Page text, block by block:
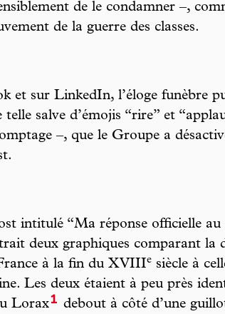
de le condamner –,
de la guerre des classes.
et sur LinkedIn, l’éloge funèbre
telle salve d’émojis “rire” et
–, que le Groupe a
intitulé “Ma réponse officielle
deux graphiques comparant la
à la fin du XVIIIe siècle à
Les deux étaient à peu près
Lorax1 debout à côté d’une